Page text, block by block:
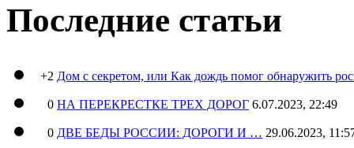
Последние статьи
+2 Дом с секретом, или Как дождь помог обнаружить
0 НА ПЕРЕКРЕСТКЕ ТРЕХ ДОРОГ 6.07.2023, 22:49
0 ДВЕ БЕДЫ РОССИИ: ДОРОГИ И … 29.06.2023,